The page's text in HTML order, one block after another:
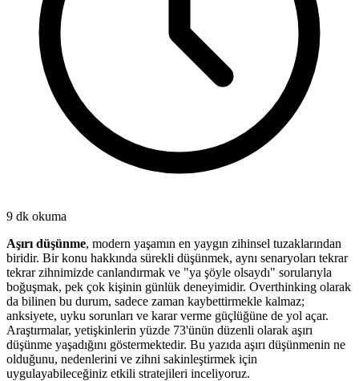
9 dk okuma
Aşırı düşünme, modern yaşamın en yaygın zihinsel tuzaklarından
biridir. Bir konu hakkında sürekli düşünmek, aynı senaryoları tekrar
tekrar zihnimizde canlandırmak ve "ya şöyle olsaydı" sorularıyla
boğuşmak, pek çok kişinin günlük deneyimidir. Overthinking olarak
da bilinen bu durum, sadece zaman kaybettirmekle kalmaz;
anksiyete, uyku sorunları ve karar verme güçlüğüne de yol açar.
Araştırmalar, yetişkinlerin yüzde 73'ünün düzenli olarak aşırı
düşünme yaşadığını göstermektedir. Bu yazıda aşırı düşünmenin ne
olduğunu, nedenlerini ve zihni sakinleştirmek için
uygulayabileceğiniz etkili stratejileri inceliyoruz.